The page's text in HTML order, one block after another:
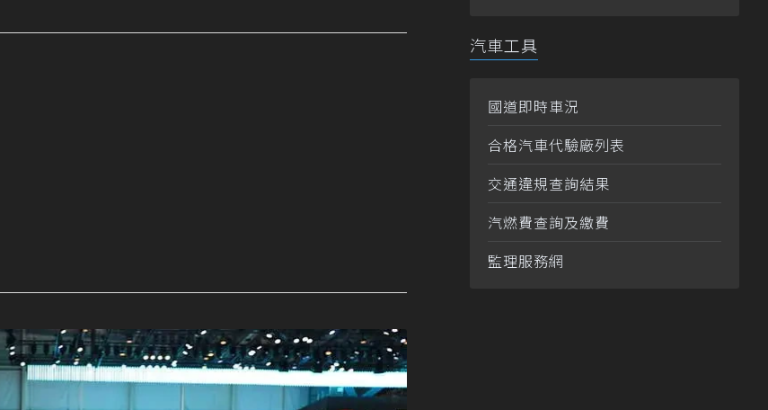
汽車工具
國道即時車況
合格汽車代驗廠列表
交通違規查詢結果
汽燃費查詢及繳費
監理服務網